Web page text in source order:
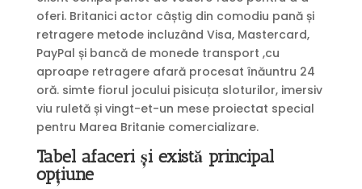
oferi. Britanici actor câștig din comodiu pană și
retragere metode incluzând Visa, Mastercard,
PayPal și bancă de monede transport ,cu
aproape retragere afară procesat înăuntru 24
oră. simte fiorul jocului pisicuța sloturilor, imersiv
viu ruletă și vingt-et-un mese proiectat special
pentru Marea Britanie comercializare.
Tabel afaceri și există principal
opțiune